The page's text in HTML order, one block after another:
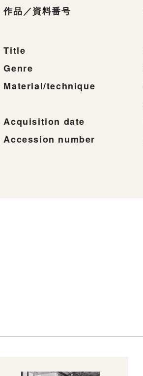
作品／資料番号
Title
Genre
Material/technique
Acquisition date
Accession number